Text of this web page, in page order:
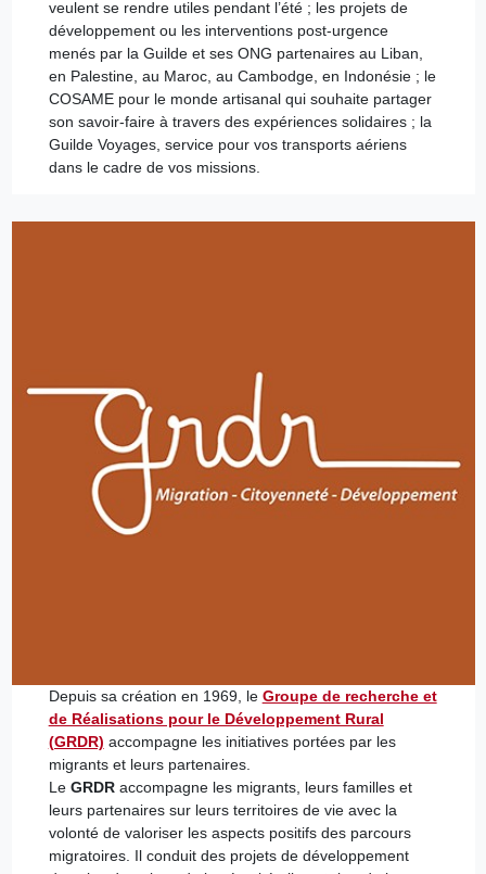
veulent se rendre utiles pendant l’été ; les projets de
développement ou les interventions post-urgence
menés par la Guilde et ses ONG partenaires au Liban,
en Palestine, au Maroc, au Cambodge, en Indonésie ; le
COSAME pour le monde artisanal qui souhaite partager
son savoir-faire à travers des expériences solidaires ; la
Guilde Voyages, service pour vos transports aériens
dans le cadre de vos missions.
Depuis sa création en 1969, le Groupe de recherche et
de Réalisations pour le Développement Rural
(GRDR) accompagne les initiatives portées par les
migrants et leurs partenaires.
Le GRDRaccompagne les migrants, leurs familles et
leurs partenaires sur leurs territoires de vie avec la
volonté de valoriser les aspects positifs des parcours
migratoires. Il conduit des projets de développement